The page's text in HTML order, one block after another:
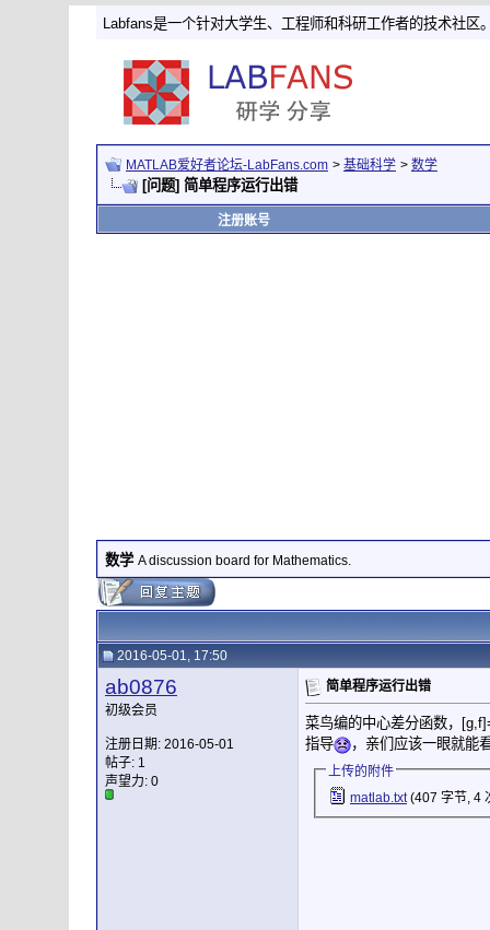
Labfans是一个针对大学生、工程师和科研工作者的技术社区
MATLAB爱好者论坛-LabFans.com > 基础科学 > 数学
[问题] 简单程序运行出错
注册账号
数学 A discussion board for Mathematics.
2016-05-01, 17:50
ab0876
初级会员
注册日期: 2016-05-01
帖子: 1
声望力: 0
简单程序运行出错
菜鸟编的中心差分函数，
指导
，亲们应该一眼就能
上传的附件
matlab.txt(407 字节, 4